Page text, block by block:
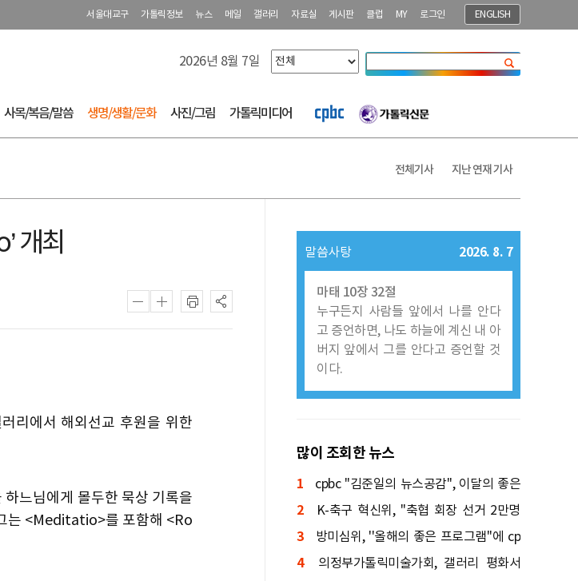
서울대교구 가톨릭정보 뉴스 메일 갤러리 자료실 게시판 클럽 MY 로그인 ENGLISH
2026년 8월 7일
사목/복음/말씀 생명/생활/문화 사진/그림 가톨릭미디어
전체기사 지난 연재 기사
개최
리에서 해외선교 후원을 위한
하느님에게 몰두한 묵상 기록을
는 <Meditatio>를 포함해 <Ro
말씀사탕 2026. 8. 7
마태 10장 32절
누구든지 사람들 앞에서 나를 안다
고 증언하면, 나도 하늘에 계신 내 아
버지 앞에서 그를 안다고 증언할 것
이다.
많이 조회한 뉴스
1
cpbc ''김준일의 뉴스공감'', 이달의 좋은
프로그램 선정
2
K-축구 혁신위, ''축협 회장 선거 2만명
투표'' 권고
3
방미심위, ''올해의 좋은 프로그램''에 cp
bc ''낭비미식회'' 등 선정
4
의정부가톨릭미술가회, 갤러리 평화서